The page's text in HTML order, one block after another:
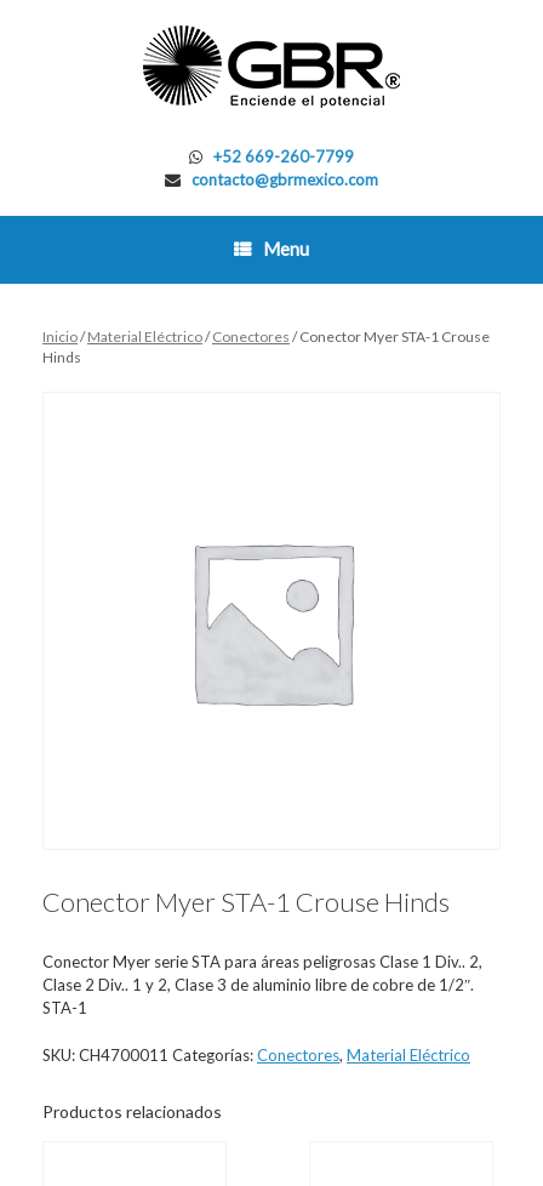
+52 669-260-7799
contacto@gbrmexico.com
Menu
Inicio/Material Eléctrico/Conectores / Conector Myer STA-1 Crouse
Hinds
Conector Myer STA-1 Crouse Hinds
Conector Myer serie STA para áreas peligrosas Clase 1 Div.. 2,
Clase 2 Div.. 1 y 2, Clase 3 de aluminio libre de cobre de 1/2″.
STA-1
SKU:CH4700011 Categorías:Conectores, Material Eléctrico
Productos relacionados